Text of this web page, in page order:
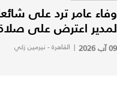
وفاء عامر ترد على
لمدير اعترض على
09 آب 2026 | القاهرة - نيرمين زكي